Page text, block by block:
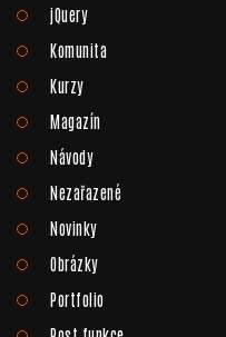
jQuery
Komunita
Kurzy
Magazín
Návody
Nezařazené
Novinky
Obrázky
Portfolio